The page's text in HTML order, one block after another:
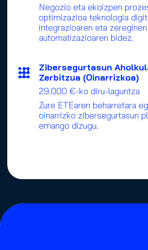
Negozio eta ekoizpen
optimizazioa teknologia
integrazioaren eta zereginen
automatizazioaren bidez.
Zibersegurtasun
Zerbitzua (Oinarrizkoa)
29.000 €-ko diru-laguntza
Zure ETEaren beharretara
oinarrizko zibersegurtasun
emango dizugu.